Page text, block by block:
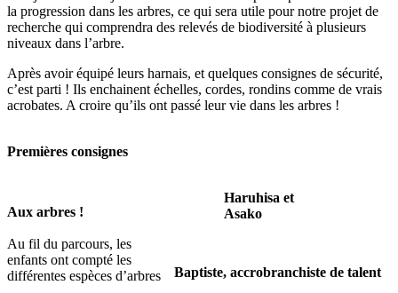
la progression dans les arbres, ce qui sera utile pour notre projet de
recherche qui comprendra des relevés de biodiversité à plusieurs
niveaux dans l’arbre.
Après avoir équipé leurs harnais, et quelques consignes de sécurité,
c’est parti ! Ils enchainent échelles, cordes, rondins comme de vrais
acrobates. A croire qu’ils ont passé leur vie dans les arbres !
Premières consignes
Aux arbres !
Baptiste, accrobranchiste de talent
Haruhisa et
Asako
Au fil du parcours, les
enfants ont compté les
différentes espèces d’arbres